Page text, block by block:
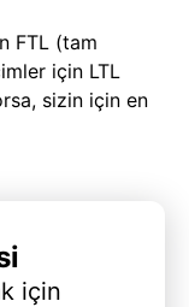
FTL (tam
için LTL
sizin için en
için